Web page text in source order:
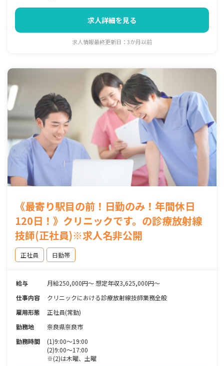
求人詳細を見る
求人情報最終更新日：3か月以前
《最寄り駅目の前！日勤のみ！年間休日
120日！》クリニックです。の診療放射線
技師(正社員)※求人名非公開
正社員 日勤帯
給与
月給250,000円～ 想定年収3,625,000円～
仕事内容
クリニックにおける診療放射線技師業務全般
雇用形態
正社員(常勤)
勤務地
奈良県奈良市
勤務時間
(1)9:00～19:00
(2)9:00～17:00
※(2)は木曜、土曜